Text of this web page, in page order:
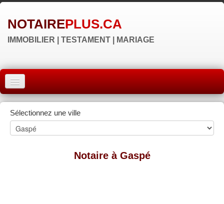
NOTAIREPLUS.CA
IMMOBILIER | TESTAMENT | MARIAGE
ACCUEIL
MONTRÉAL
QUÉBEC
Sélectionnez une ville
Notaire à Gaspé